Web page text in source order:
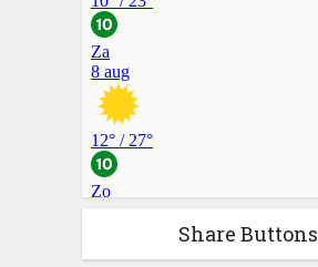
Share Buttons